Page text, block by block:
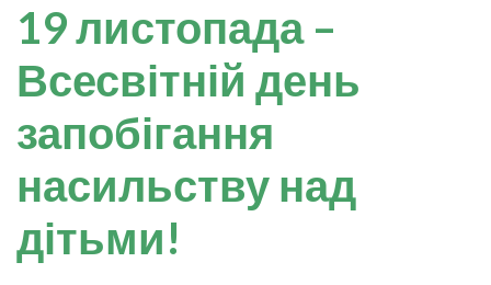
19 листопада –
Всесвітній день
запобігання
насильству над
дітьми!